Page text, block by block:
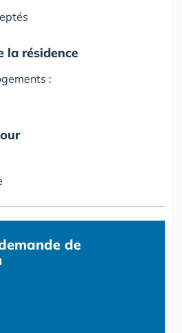
la résidence
:
de